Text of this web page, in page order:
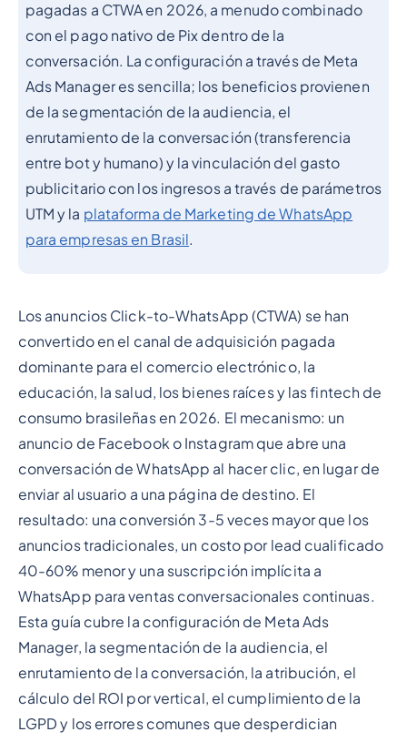
pagadas a CTWA en 2026, a menudo combinado
con el pago nativo de Pix dentro de la
conversación. La configuración a través de Meta
Ads Manager es sencilla; los beneficios provienen
de la segmentación de la audiencia, el
enrutamiento de la conversación (transferencia
entre bot y humano) y la vinculación del gasto
publicitario con los ingresos a través de parámetros
UTM y la plataforma de Marketing de WhatsApp
para empresas en Brasil.
Los anuncios Click-to-WhatsApp (CTWA) se han
convertido en el canal de adquisición pagada
dominante para el comercio electrónico, la
educación, la salud, los bienes raíces y las fintech de
consumo brasileñas en 2026. El mecanismo: un
anuncio de Facebook o Instagram que abre una
conversación de WhatsApp al hacer clic, en lugar de
enviar al usuario a una página de destino. El
resultado: una conversión 3-5 veces mayor que los
anuncios tradicionales, un costo por lead cualificado
40-60% menor y una suscripción implícita a
WhatsApp para ventas conversacionales continuas.
Esta guía cubre la configuración de Meta Ads
Manager, la segmentación de la audiencia, el
enrutamiento de la conversación, la atribución, el
cálculo del ROI por vertical, el cumplimiento de la
LGPD y los errores comunes que desperdician